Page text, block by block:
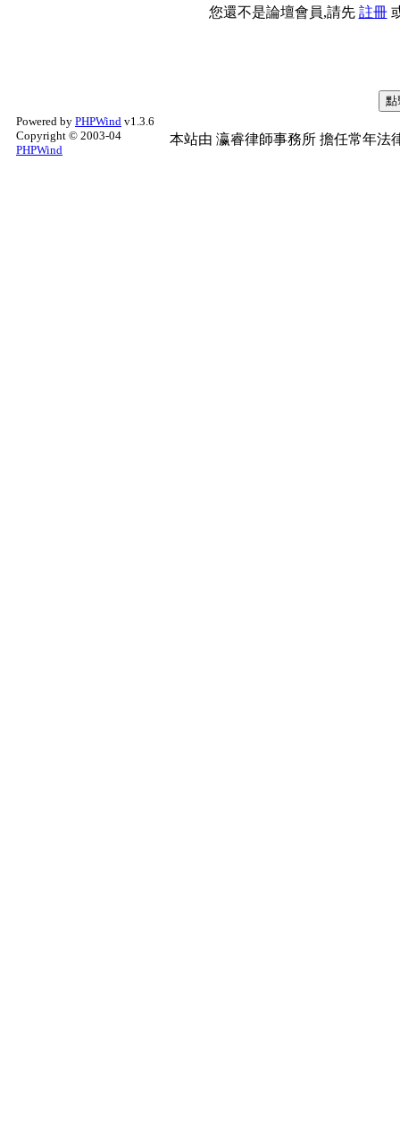
您還不是論壇會員,請先 註冊
Powered by PHPWind v1.3.6
Copyright © 2003-04
PHPWind
本站由 瀛睿律師事務所 擔任常年法